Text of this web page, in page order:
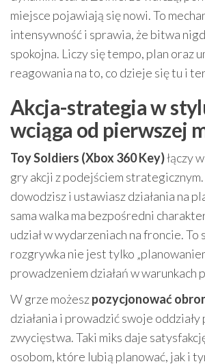
miejsce pojawiają się nowi. To
intensywność i sprawia, że bitwa
spokojna. Liczy się tempo, plan oraz
reagowania na to, co dzieje się tu i
Akcja-strategia w
wciąga od pierwszej
Toy Soldiers (Xbox 360 Key)łączy
gry akcji z podejściem
dowodzisz i ustawiasz działania na
sama walka ma bezpośredni
udział w wydarzeniach na froncie. To
rozgrywka nie jest tylko
prowadzeniem działań w warunkach
W grze możeszpozycjonować
działania i prowadzić swoje
zwycięstwa. Taki miks daje
osobom, które lubią planować, jak i